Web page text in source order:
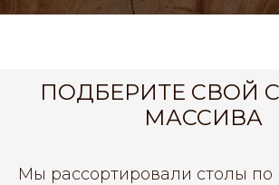
ПОДБЕРИТЕ СВОЙ
МАССИВА
Мы рассортировали столы по